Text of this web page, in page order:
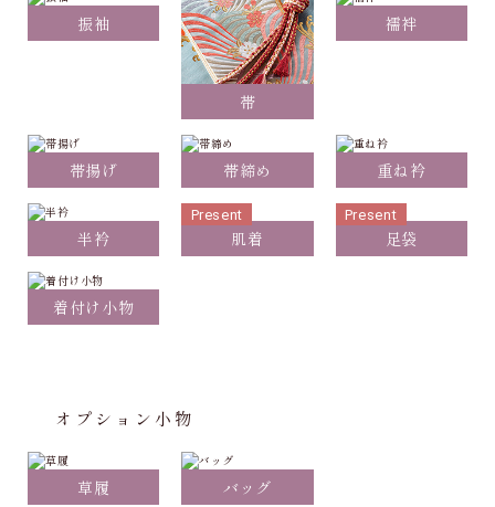
振袖
帯
襦袢
帯揚げ 帯締め 重ね衿
半衿 肌着
Present
足袋
Present
着付け小物
オプション小物
草履 バッグ